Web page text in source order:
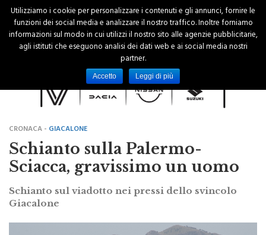
CRONACA - GIACALONE
Schianto sulla Palermo-
Sciacca, gravissimo un uomo
Schianto sul viadotto nei pressi dello svincolo
Giacalone
Utilizziamo i cookie per personalizzare i contenuti e gli annunci, fornire le
funzioni dei social media e analizzare il nostro traffico. Inoltre forniamo
informazioni sul modo in cui utilizzi il nostro sito alle agenzie pubblicitarie,
agli istituti che eseguono analisi dei dati web e ai social media nostri
partner.
Accetto Leggi di più